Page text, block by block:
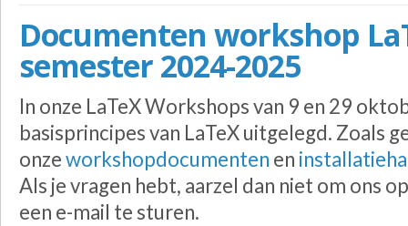
Documenten workshop
semester 2024-2025
In onze LaTeX Workshops van 9 en 29
basisprincipes van LaTeX uitgelegd. Zoals
onzeworkshopdocumenten en
Als je vragen hebt, aarzel dan niet om ons
een e-mail te sturen.